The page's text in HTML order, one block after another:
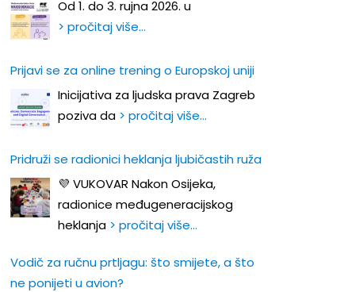
Od 1. do 3. rujna 2026. u
> pročitaj više…
Prijavi se za online trening o Europskoj uniji
Inicijativa za ljudska prava Zagreb
poziva da > pročitaj više…
Pridruži se radionici heklanja ljubičastih ruža
💜 VUKOVAR Nakon Osijeka,
radionice međugeneracijskog
heklanja > pročitaj više…
Vodič za ručnu prtljagu: što smijete, a što
ne ponijeti u avion?